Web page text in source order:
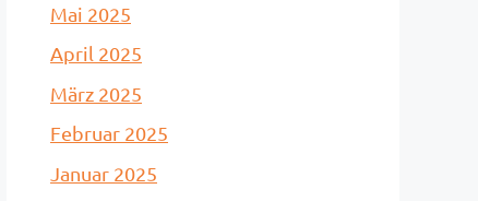
Mai 2025
April 2025
März 2025
Februar 2025
Januar 2025